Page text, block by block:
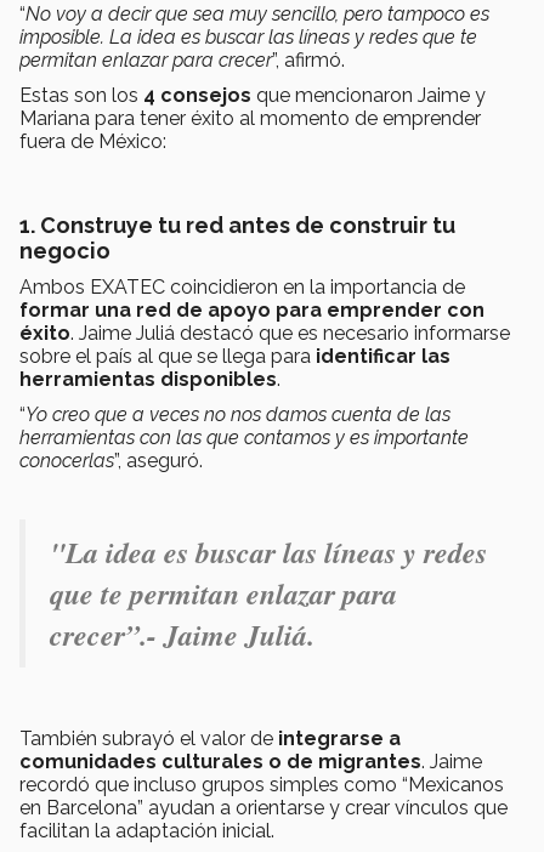
“No voy a decir que sea muy sencillo, pero tampoco es
imposible. La idea es buscar las líneas y redes que te
permitan enlazar para crecer”, afirmó.
Estas son los 4 consejos que mencionaron Jaime y
Mariana para tener éxito al momento de emprender
fuera de México:
1. Construye tu red antes de construir tu
negocio
Ambos EXATEC coincidieron en la importancia de
formar una red de apoyo para emprender con
éxito. Jaime Juliá destacó que es necesario informarse
sobre el país al que se llega para identificar las
herramientas disponibles.
“Yo creo que a veces no nos damos cuenta de las
herramientas con las que contamos y es importante
conocerlas”, aseguró.
"La idea es buscar las líneas y redes
que te permitan enlazar para
crecer”.- Jaime Juliá.
También subrayó el valor de integrarse a
comunidades culturales o de migrantes. Jaime
recordó que incluso grupos simples como “Mexicanos
en Barcelona” ayudan a orientarse y crear vínculos que
facilitan la adaptación inicial.